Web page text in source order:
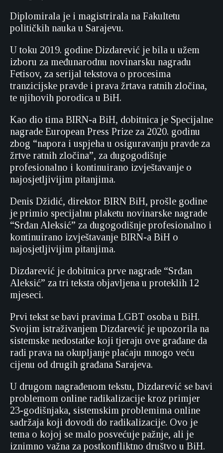
Diplomirala je i magistrirala na Fakultetu
političkih nauka u Sarajevu.
U toku 2019. godine Dizdarević je bila u užem
izboru za međunarodnu novinarsku nagradu
Fetisov, za serijal tekstova o procesima
tranzicijske pravde i prava žrtava ratnih zločina,
te njihovih porodica u BiH.
Kao dio tima BIRN-a BiH, dobitnica je Specijalne
nagrade European Press Prize za 2020. godinu
zbog “napora i uspjeha u osiguravanju pravde za
žrtve ratnih zločina”, za dugogodišnje
profesionalno i kontinuirano izvještavanje o
najosjetljivijim pitanjima.
Denis Džidić, direktor BIRN BiH, prošle godine
je primio specijalnu plaketu novinarske nagrade
“Srđan Aleksić” za dugogodišnje profesionalno i
kontinuirano izvještavanje BIRN-a BiH o
najosjetljivijim pitanjima.
Dizdarević je dobitnica prve nagrade “Srđan
Aleksić” za tri teksta objavljena u proteklih 12
mjeseci.
Prvi tekst se bavi pravima LGBT osoba u BiH.
Svojim istraživanjem Dizdarević je upozorila na
sistemske nedostatke koji tjeraju ove građane da
radi prava na okupljanje plaćaju mnogo veću
cijenu od drugih građana Sarajeva.
U drugom nagrađenom tekstu, Dizdarević se bavi
problemom online radikalizacije kroz primjer
23-godišnjaka, sistemskim problemima online
sadržaja koji dovodi do radikalizacije. Ovo je
tema o kojoj se malo posvećuje pažnje, ali je
iznimno važna za postkonfliktno društvo u BiH.